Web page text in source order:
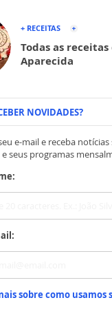
+ RECEITAS
Todas as receitas
Aparecida
NOVIDADES?
e-mail e receba notícias
e seus programas
sobre como usamos